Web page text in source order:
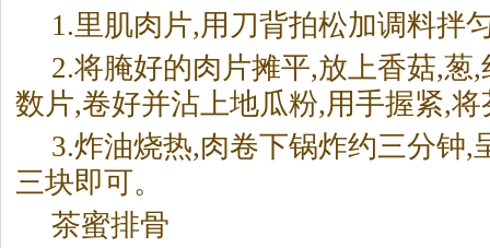
1.里肌肉片,用刀背拍松加调料拌
2.将腌好的肉片摊平,放上香菇,葱
数片,卷好并沾上地瓜粉,用手握紧,将
3.炸油烧热,肉卷下锅炸约三分钟,
三块即可。
茶蜜排骨